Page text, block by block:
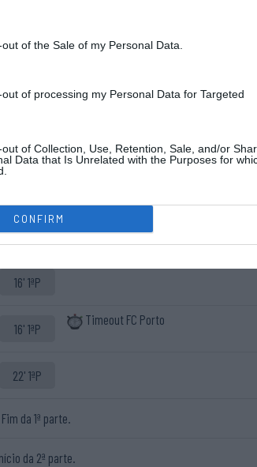
of the Sale of my Personal Data.
of processing my Personal Data for Targeted
of Collection, Use, Retention, Sale, and/or
Data that Is Unrelated with the Purposes for
CONFIRM
7' 1ªP
16' 1ªP
16' 1ªP
Timeout FC Porto
22' 1ªP
Fim da 1ª parte.
da 2ª parte.